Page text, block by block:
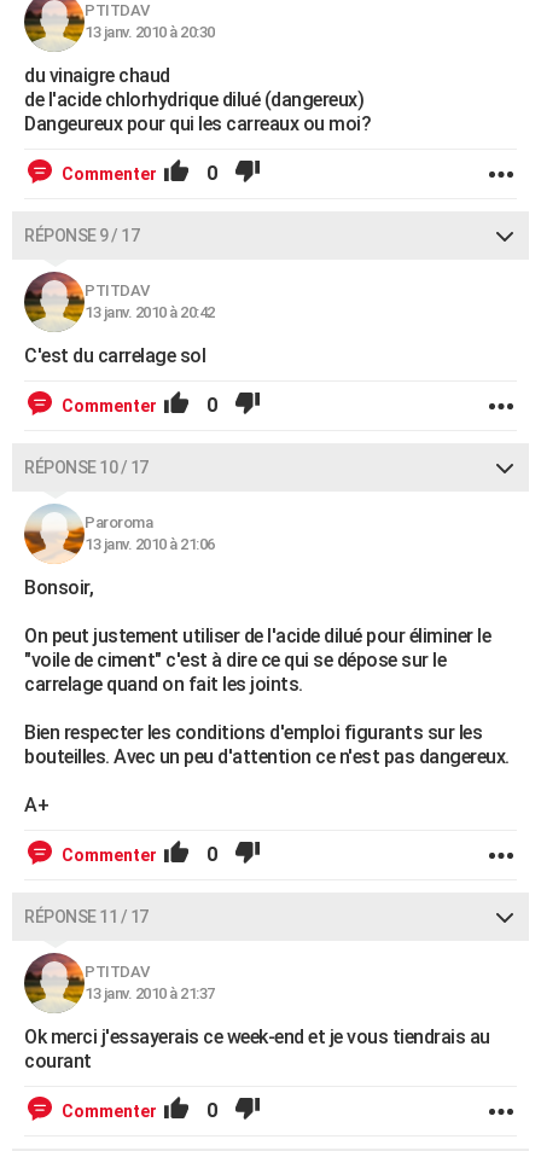
PTITDAV
13 janv. 2010 à 20:30
du vinaigre chaud
de l'acide chlorhydrique dilué (dangereux)
Dangeureux pour qui les carreaux ou moi?
Commenter 0
RÉPONSE 9 / 17
PTITDAV
13 janv. 2010 à 20:42
C'est du carrelage sol
Commenter 0
RÉPONSE 10 / 17
Paroroma
13 janv. 2010 à 21:06
Bonsoir,
On peut justement utiliser de l'acide dilué pour éliminer le
"voile de ciment" c'est à dire ce qui se dépose sur le
carrelage quand on fait les joints.
Bien respecter les conditions d'emploi figurants sur les
bouteilles. Avec un peu d'attention ce n'est pas dangereux.
A+
Commenter 0
RÉPONSE 11 / 17
PTITDAV
13 janv. 2010 à 21:37
Ok merci j'essayerais ce week-end et je vous tiendrais au
courant
Commenter 0